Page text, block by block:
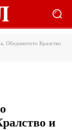
Обединетото Кралство
и